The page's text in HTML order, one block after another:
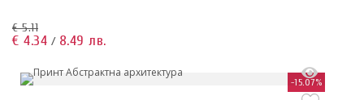
€ 5.11
€ 4.34 / 8.49 лв.
-15.07%